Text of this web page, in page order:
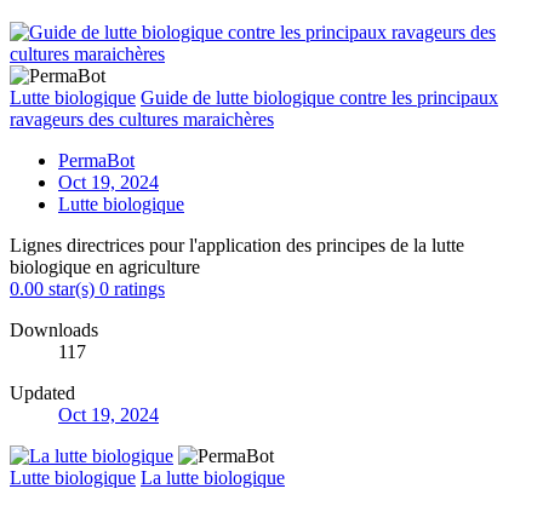
Lutte biologique Guide de lutte biologique contre les principaux
ravageurs des cultures maraichères
PermaBot
Oct 19, 2024
Lutte biologique
Lignes directrices pour l'application des principes de la lutte
biologique en agriculture
0.00 star(s) 0 ratings
Downloads
117
Updated
Oct 19, 2024
Lutte biologique La lutte biologique